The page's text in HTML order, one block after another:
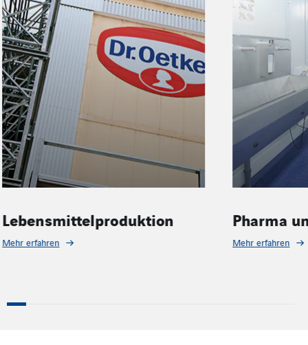
Pharma und Medizintechnik
Mehr erfahren Mehr erfahren